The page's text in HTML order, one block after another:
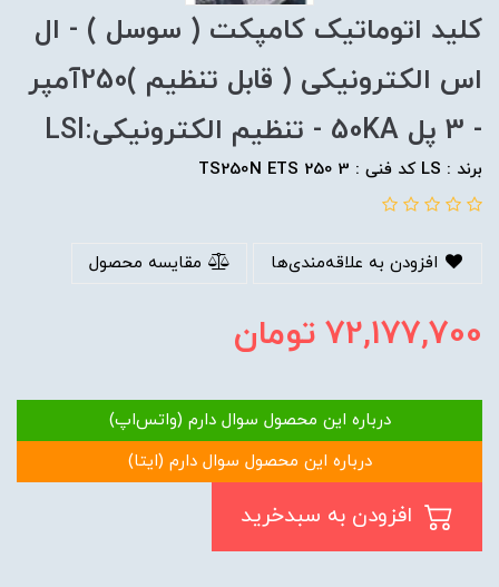
کلید اتوماتیک کامپکت ( سوسل ) - ال
اس الکترونیکی ( قابل تنظیم )250آمپر
- 3 پل 50KA - تنظیم الکترونیکی:LSI
برند : LS کد فنی : TS250N ETS 250 3
افزودن به علاقه‌مندی‌ها مقایسه محصول
72,177,700تومان
درباره این محصول سوال دارم (واتس‌اپ)
درباره این محصول سوال دارم (ایتا)